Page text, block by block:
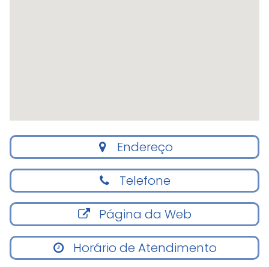
Endereço
Telefone
Página da Web
Horário de Atendimento